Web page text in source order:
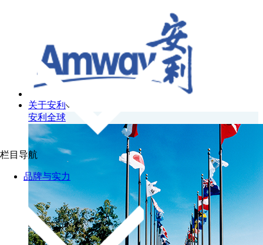
关于安利
安利全球
栏目导航
品牌与实力